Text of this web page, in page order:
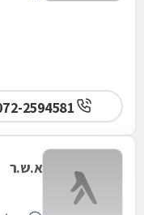
א.ש.ר